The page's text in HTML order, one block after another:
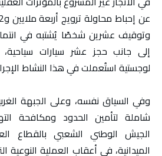
وتوقيف عشرين شخصًا يُشتبه في
إلى جانب حجز عشر سيارات سياحية،
لوجستية استُعملت في هذا النشاط
وفي السياق نفسه، وعلى الجبهة
شاملة لتأمين الحدود ومكافحة
الجيش الوطني الشعبي بالقطاع